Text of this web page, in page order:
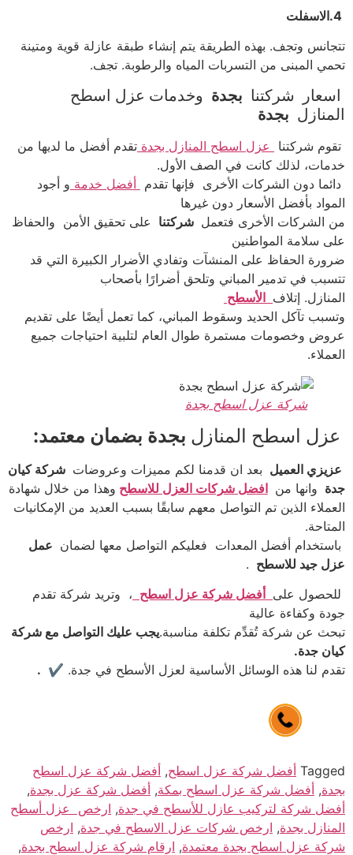
تتجانس وتجف. بهذه الطريقة يتم إنشاء طبقة عازلة قوية ومتينة
تحمي المبنى من التسربات المياه والرطوبة. تجف.
اسعار شركتنا بجدة وخدمات عزل اسطح
المنازل بجدة
تقوم شركتنا عزل اسطح المنازل بجدة تقدم أفضل ما لديها من
خدمات، لذلك كانت في الصف الأول.
دائما دون الشركات الأخرى فإنها تقدم أفضل خدمة و أجود
المواد بأفضل الأسعار دون غيرها
من الشركات الأخرى فتعمل شركتنا على تحقيق الأمن والحفاظ
على سلامة المواطنين
ضرورة الحفاظ على المنشآت وتفادي الأضرار الكبيرة التي قد
تتسبب في تدمير المباني وتلحق أضرارًا بأصحاب
المنازل. إتلاف الأسطح
وتسبب تآكل الحديد وسقوط المباني، كما تعمل أيضًا على تقديم
عروض وخصومات مستمرة طوال العام لتلبية احتياجات جميع
العملاء.
شركة عزل اسطح بجدة
عزل اسطح المنازل بجدة بضمان معتمد:
عزيزي العميل بعد ان قدمنا لكم مميزات وعروضات شركة كيان
جدة وانها من افضل شركات العزل للاسطح وهذا من خلال شهادة
العملاء الذين تم التواصل معهم سابقًا بسبب العديد من الإمكانيات
المتاحة.
باستخدام أفضل المعدات فعليكم التواصل معها لضمان عمل
عزل جيد للاسطح .
للحصول على أفضل شركة عزل اسطح ، وتريد شركة تقدم
جودة وكفاءة عالية
تبحث عن شركة تُقدِّم تكلفة مناسبة.يجب عليك التواصل مع شركة
كيان جدة.
تقدم لنا هذه الوسائل الأساسية لعزل الأسطح في جدة. ✔ .
Tagged أفضل شركة عزل اسطح, أفضل شركة عزل اسطح
بجدة, أفضل شركة عزل اسطح بمكة, أفضل شركة عزل بجدة,
أفضل شركة لتركيب عازل للأسطح في جدة, ارخص عزل أسطح
المنازل بجدة, ارخص شركات عزل الاسطح في جدة, ارخص
شركة عزل اسطح بجدة معتمدة, ارقام شركة عزل اسطح بجدة,